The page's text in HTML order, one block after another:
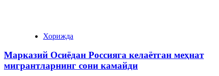
Хорижда
Марказий Осиёдан Россияга келаётган меҳнат
мигрантларнинг сони камайди